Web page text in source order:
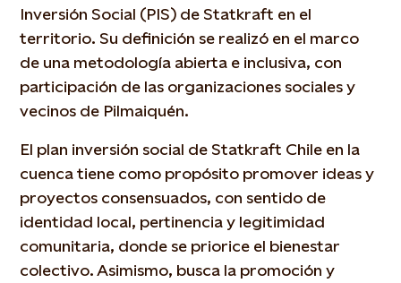
Inversión Social (PIS) de Statkraft en el
territorio. Su definición se realizó en el marco
de una metodología abierta e inclusiva, con
participación de las organizaciones sociales y
vecinos de Pilmaiquén.
El plan inversión social de Statkraft Chile en la
cuenca tiene como propósito promover ideas y
proyectos consensuados, con sentido de
identidad local, pertinencia y legitimidad
comunitaria, donde se priorice el bienestar
colectivo. Asimismo, busca la promoción y